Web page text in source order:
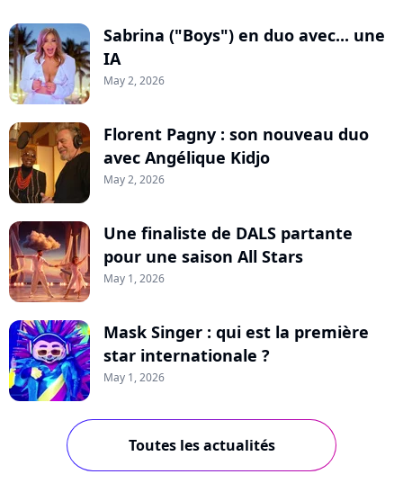
Sabrina ("Boys") en duo avec... une
IA
May 2, 2026
Florent Pagny : son nouveau duo
avec Angélique Kidjo
May 2, 2026
Une finaliste de DALS partante
pour une saison All Stars
May 1, 2026
Mask Singer : qui est la première
star internationale ?
May 1, 2026
Toutes les actualités